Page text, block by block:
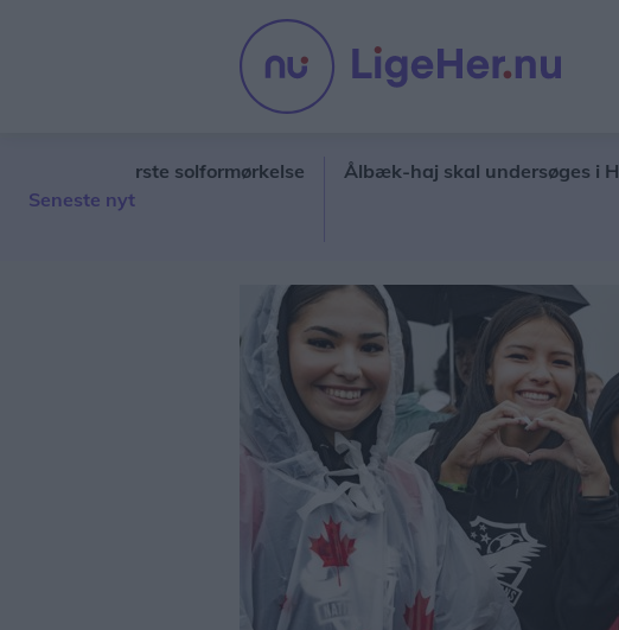
Seneste nyt
største solformørkelse Ålbæk-haj skal undersøges i Hirtshals